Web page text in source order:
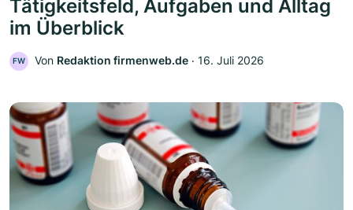
Tätigkeitsfeld, Aufgaben und Alltag
im Überblick
FW Von Redaktion firmenweb.de ‧ 16. Juli 2026